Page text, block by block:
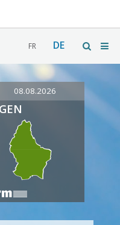
FR DE
08.08.2026